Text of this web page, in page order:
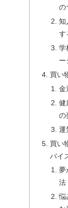
の
知
す
学
ー
買い
金
健
の
運
買い
バイ
夢
法
悩